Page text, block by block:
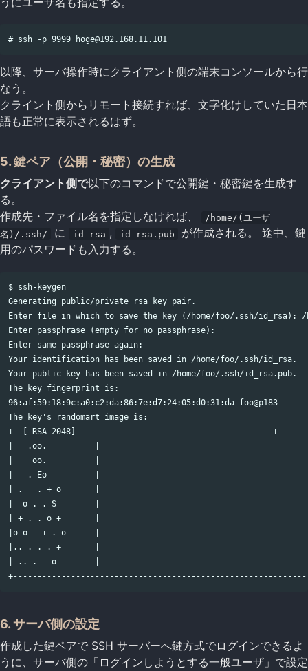
以降、サーバ操作時にクライアント側の端末コンソールから行
なう。
クライント側からリモート接続すれば、文字化けしていた日本
語も正常に表示されるはず。
5. 鍵ペア（公開・秘密）の生成
クライアント側で以下のコマンドで公開鍵・秘密鍵を生成す
る。
作成先・ファイル名を指定しなければ、
/home/(ユーザ
名)/.ssh/
に id_rsa , id_rsa.pub
が作成される。 途中、鍵
用のパスワードも入力する。
$ ssh-keygen
Generating public/private rsa key pair.
Enter file in which to save the key (/home/foo/.ssh/id_rsa): /
Enter passphrase (empty for no passphrase):
Enter same passphrase again:
Your identification has been saved in /home/foo/.ssh/id_rsa.
Your public key has been saved in /home/foo/.ssh/id_rsa.pub.
The key fingerprint is:
96:af:59:18:9c:a0:c2:da:86:7e:d7:24:05:d0:31:da foo@p183
The key's randomart image is:
+--[ RSA 2048]-----------------------------------------+
|   .oo.          |
|    oo.          |
|   . Eo          |
| .   . + o       |
|  o . . S        |
| + . . o +       |
|o o   + . o      |
|.. . . . +       |
| .. .   o        |
6. サーバ側の設定
作成した鍵ペアで SSH サーバーへ鍵方式でログインできるよ
うに、サーバ側の「ログインしようとする一般ユーザ」で設定